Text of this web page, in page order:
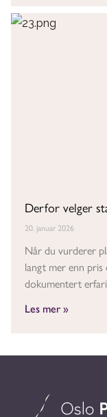
Derfor velger
20. januar 2026
Når du vurderer
langt mer enn
dokumentert
Les mer »